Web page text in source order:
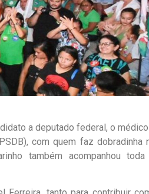
a deputado federal, o médico
com quem faz dobradinha
também acompanhou